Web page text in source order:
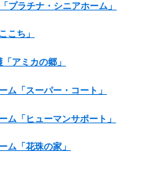
プラチナ・シニアホーム」
こち」
アミカの郷」
ム「スーパー・コート」
ム「ヒューマンサポート」
ム「花珠の家」